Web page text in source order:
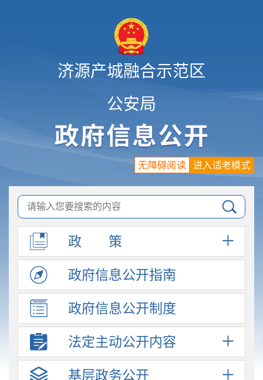
济源产城融合示范区
公安局
进入适老模式
无障碍阅读
政 策
政府信息公开指南
政府信息公开制度
法定主动公开内容
基层政务公开